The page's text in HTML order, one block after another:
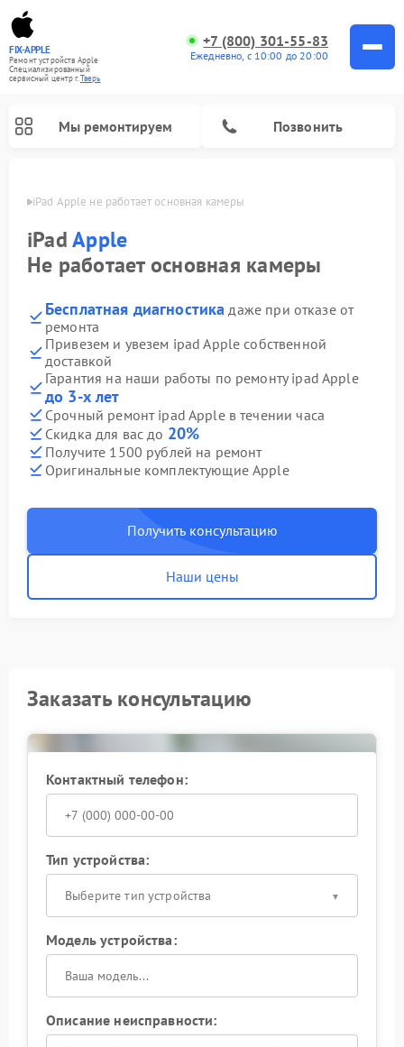
FIX-APPLE
Ремонт устройств Apple
Специализированный
cервисный центр г.Тверь
+7 (800) 301-55-83
Ежедневно, с 10:00 до 20:00
Мы ремонтируем Позвонить
iPad Apple не работает основная камеры
iPadApple
Не работает основная камеры
Бесплатная диагностика даже при отказе от
ремонта
Привезем и увезем ipad Apple собственной
доставкой
Гарантия на наши работы по ремонту ipad Apple
до 3-х лет
Срочный ремонт ipad Apple в течении часа
Скидка для вас до 20%
Получите 1500 рублей на ремонт
Оригинальные комплектующие Apple
Получить консультацию
Наши цены
Заказать консультацию
Контактный телефон:
Тип устройства:
Выберите тип устройства
Модель устройства:
Описание неисправности: